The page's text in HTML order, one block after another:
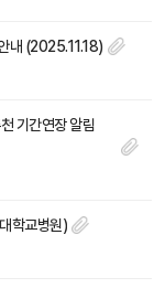
내 (2025.11.18)
기간연장 알림
학교병원)